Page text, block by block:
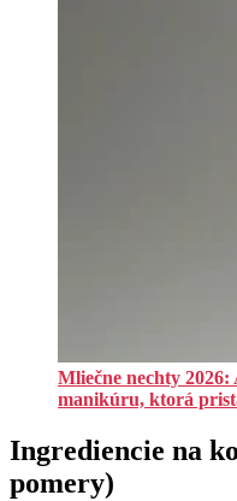
Mliečne nechty
manikúru, ktorá
Ingrediencie na
pomery)